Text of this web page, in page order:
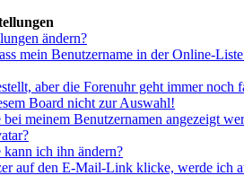
ändern?
mein Benutzername in der Online-
aber die Forenuhr geht immer noch
Board nicht zur Auswahl!
meinem Benutzernamen angezeigt
ich ihn ändern?
auf den E-Mail-Link klicke, werde ich